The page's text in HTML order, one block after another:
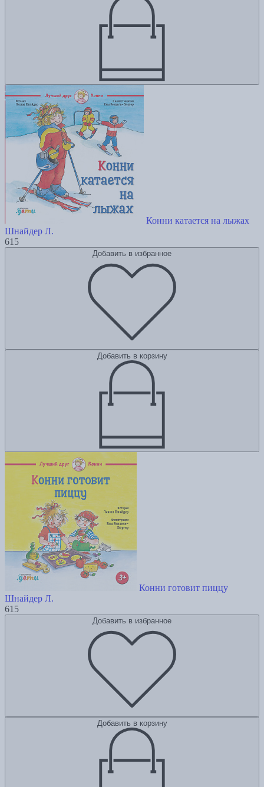
Конни катается на лыжах
Шнайдер Л.
615
Добавить в избранное
Добавить в корзину
Конни готовит пиццу
Шнайдер Л.
615
Добавить в избранное
Добавить в корзину